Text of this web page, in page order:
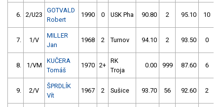
6. 2/U23
GOTVALD
Robert
1990 0 USK Pha 90.80 2 95.10 10
7. 1/V
MILLER
Jan
1968 2 Turnov 94.10 2 93.50 0
8. 1/VM
KUČERA
Tomáš
1970 2+
RK
Troja
0.00 999 87.60 6
9. 2/V
ŠPRDLÍK
Vít
1967 2 Sušice 93.70 56 92.60 2